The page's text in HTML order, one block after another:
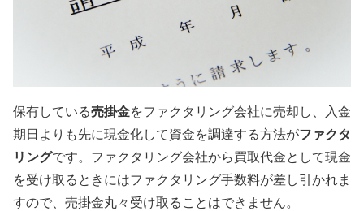
保有している売掛金をファクタリング会社に売却し、 入金
期日よりも先に現金化して資金を調達する方法がファクタ
リングです。ファクタリング会社から買取代金として現金
を受け取るときにはファクタリング手数料が差し引かれま
すので、売掛金丸々受け取ることはできません。